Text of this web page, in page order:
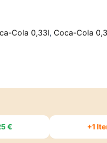
Cola 0,33l, Coca-Cola
€ +1